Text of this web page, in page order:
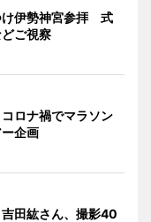
け伊勢神宮参拝 式
ご視察
ロナ禍でマラソン
企画
田紘さん、撮影40